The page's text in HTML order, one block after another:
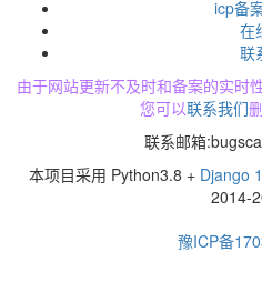
icp备
在
联
由于网站更新不及时和备案的实时
您可以联系我们
联系邮箱:
本项目采用 Python3.8 + Django
2014-
豫ICP备